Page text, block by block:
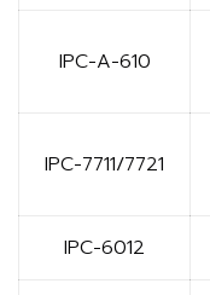
IPC-A-610
IPC-7711/7721
IPC-6012